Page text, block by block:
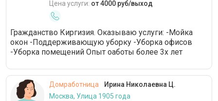
Цена услуги: от 4000 руб/выход
Гражданство Киргизия. Оказываю услуги: -Мойка
окон -Поддерживающую уборку -Уборка офисов
-Уборка помещений Опыт оаботы более 3х лет
Домработница
Ирина Николаевна Ц.
Москва, Улица 1905 года